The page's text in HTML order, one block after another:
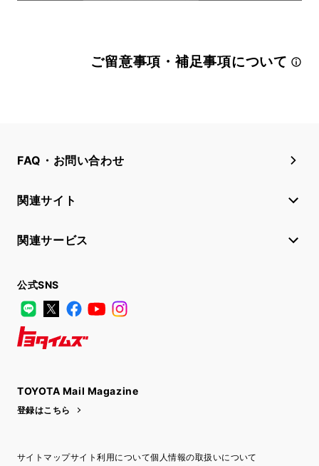
ご留意事項・補足事項について
FAQ・お問い合わせ
関連サイト
関連サービス
公式SNS
LINE
X FacebookYouTube
TOYOTA Mail Magazine
登録はこちら
サイトマップサイト利用について個人情報の取扱いについて